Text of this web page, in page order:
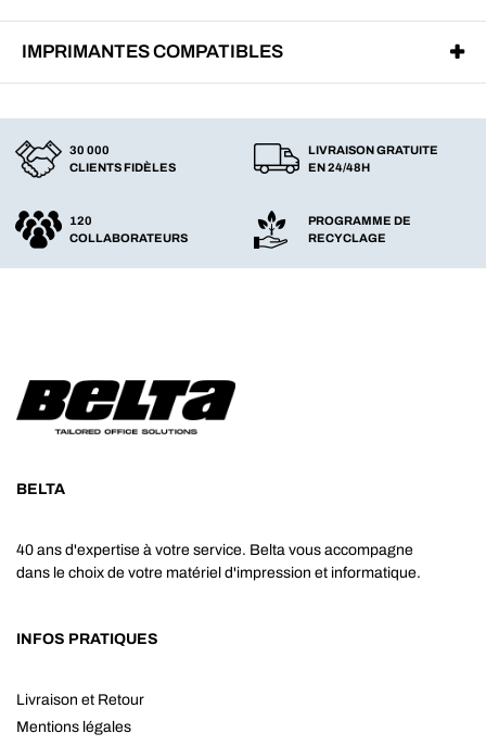
IMPRIMANTES COMPATIBLES
30 000
CLIENTS FIDÈLES
LIVRAISON GRATUITE
EN 24/48H
120
COLLABORATEURS
PROGRAMME DE
RECYCLAGE
BELTA
40 ans d'expertise à votre service. Belta vous accompagne
dans le choix de votre matériel d'impression et informatique.
INFOS PRATIQUES
Livraison et Retour
Mentions légales